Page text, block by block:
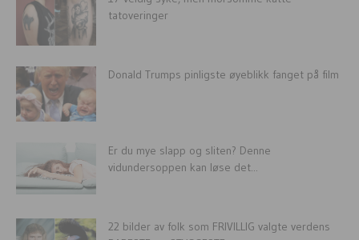
tatoveringer
Donald Trumps pinligste øyeblikk fanget på film
Er du mye slapp og sliten? Denne
vidundersoppen kan løse det...
22 bilder av folk som FRIVILLIG valgte verdens